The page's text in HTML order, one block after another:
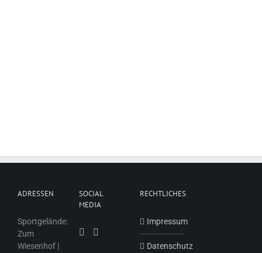
ADRESSEN
Sportgelände:
Zum
Wiesenhof |
SOCIAL
MEDIA
RECHTLICHES
Impressum
Datenschutz